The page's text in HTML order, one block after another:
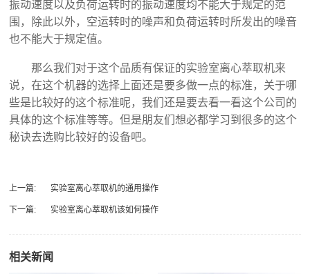
振动速度以及负荷运转时的振动速度均不能大于规定的范
围，除此以外，空运转时的噪声和负荷运转时所发出的噪音
也不能大于规定值。
那么我们对于这个品质有保证的实验室离心萃取机来
说，在这个机器的选择上面还是要多做一点的标准，关于哪
些是比较好的这个标准呢，我们还是要去看一看这个公司的
具体的这个标准等等。但是朋友们想必都学习到很多的这个
秘诀去选购比较好的设备吧。
上一篇: 实验室离心萃取机的通用操作
下一篇: 实验室离心萃取机该如何操作
相关新闻